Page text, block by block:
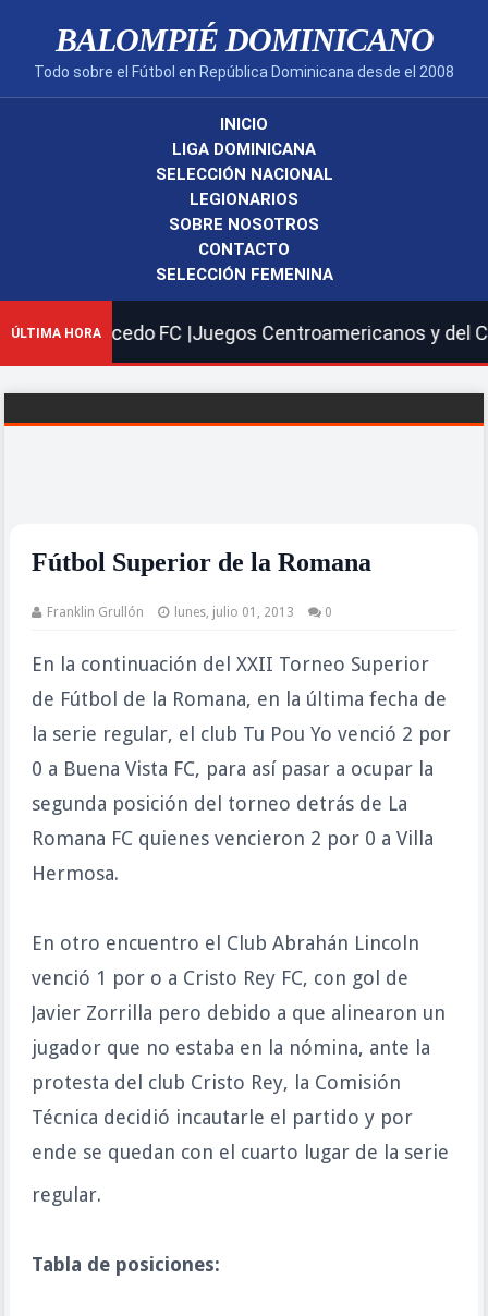
BALOMPIÉ DOMINICANO
Todo sobre el Fútbol en República Dominicana desde el 2008
INICIO
LIGA DOMINICANA
SELECCIÓN NACIONAL
LEGIONARIOS
SOBRE NOSOTROS
CONTACTO
SELECCIÓN FEMENINA
ÚLTIMA HORAFC |Juegos Centroamericanos y del
Fútbol Superior de la Romana
Franklin Grullón lunes, julio 01, 2013 0
En la continuación del XXII Torneo Superior
de Fútbol de la Romana, en la última fecha de
la serie regular, el club Tu Pou Yo venció 2 por
0 a Buena Vista FC, para así pasar a ocupar la
segunda posición del torneo detrás de La
Romana FC quienes vencieron 2 por 0 a Villa
Hermosa.
En otro encuentro el Club Abrahán Lincoln
venció 1 por o a Cristo Rey FC, con gol de
Javier Zorrilla pero debido a que alinearon un
jugador que no estaba en la nómina, ante la
protesta del club Cristo Rey, la Comisión
Técnica decidió incautarle el partido y por
ende se quedan con el cuarto lugar de la serie
regular.
Tabla de posiciones: